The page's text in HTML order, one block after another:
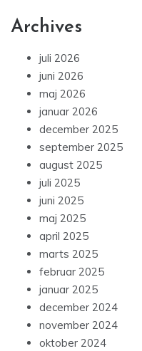
Archives
juli 2026
juni 2026
maj 2026
januar 2026
december 2025
september 2025
august 2025
juli 2025
juni 2025
maj 2025
april 2025
marts 2025
februar 2025
januar 2025
december 2024
november 2024
oktober 2024